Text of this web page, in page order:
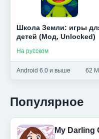
Школа Земли: игры
детей (Мод, Unlocked)
На русском
Android 6.0 и выше 62
Популярное
My Darling